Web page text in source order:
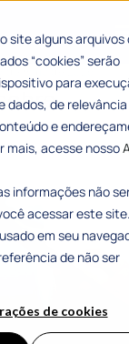
site alguns arquivos
“cookies” serão
para
dados, de
e
mais, acesse nosso
informações não
acessar este
em seu
de não ser
de cookies
de maio de 2026